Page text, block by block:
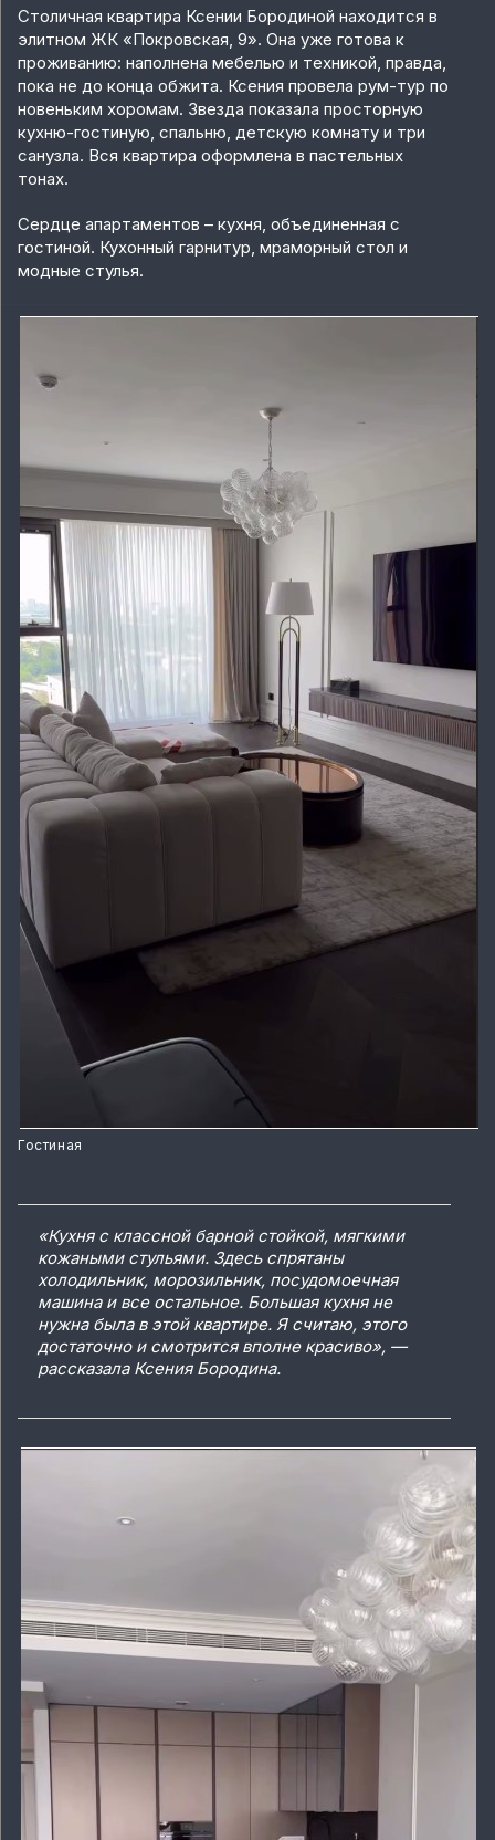
Столичная квартира Ксении Бородиной находится в
элитном ЖК «Покровская, 9». Она уже готова к
проживанию: наполнена мебелью и техникой, правда,
пока не до конца обжита. Ксения провела рум-тур по
новеньким хоромам. Звезда показала просторную
кухню-гостиную, спальню, детскую комнату и три
санузла. Вся квартира оформлена в пастельных
тонах.
Сердце апартаментов – кухня, объединенная с
гостиной. Кухонный гарнитур, мраморный стол и
модные стулья.
Гостиная
«Кухня с классной барной стойкой, мягкими
кожаными стульями. Здесь спрятаны
холодильник, морозильник, посудомоечная
машина и все остальное. Большая кухня не
нужна была в этой квартире. Я считаю, этого
достаточно и смотрится вполне красиво», —
рассказала Ксения Бородина.